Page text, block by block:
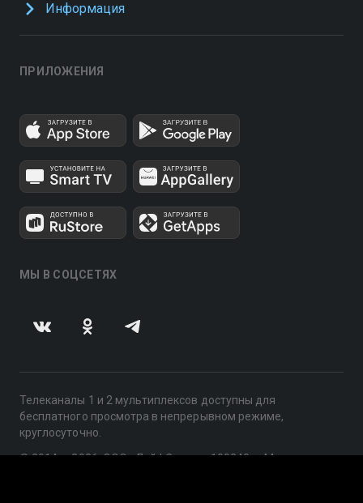
Информация
ПРИЛОЖЕНИЯ
МЫ В СОЦСЕТЯХ
Телеканалы 1 и 2 мультиплексов доступны для
бесплатного просмотра в непрерывном режиме,
круглосуточно.
© 2014 — 2026, ООО «ЛайфСтрим», 109240, г. Москва,